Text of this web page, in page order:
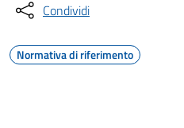
Condividi
Normativa di riferimento